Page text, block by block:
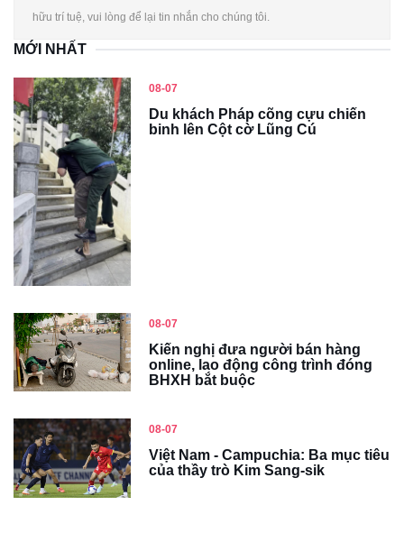
hữu trí tuệ, vui lòng để lại tin nhắn cho chúng tôi.
MỚI NHẤT
08-07
Du khách Pháp cõng cựu chiến
binh lên Cột cờ Lũng Cú
08-07
Kiến nghị đưa người bán hàng
online, lao động công trình đóng
BHXH bắt buộc
08-07
Việt Nam - Campuchia: Ba mục tiêu
của thầy trò Kim Sang-sik